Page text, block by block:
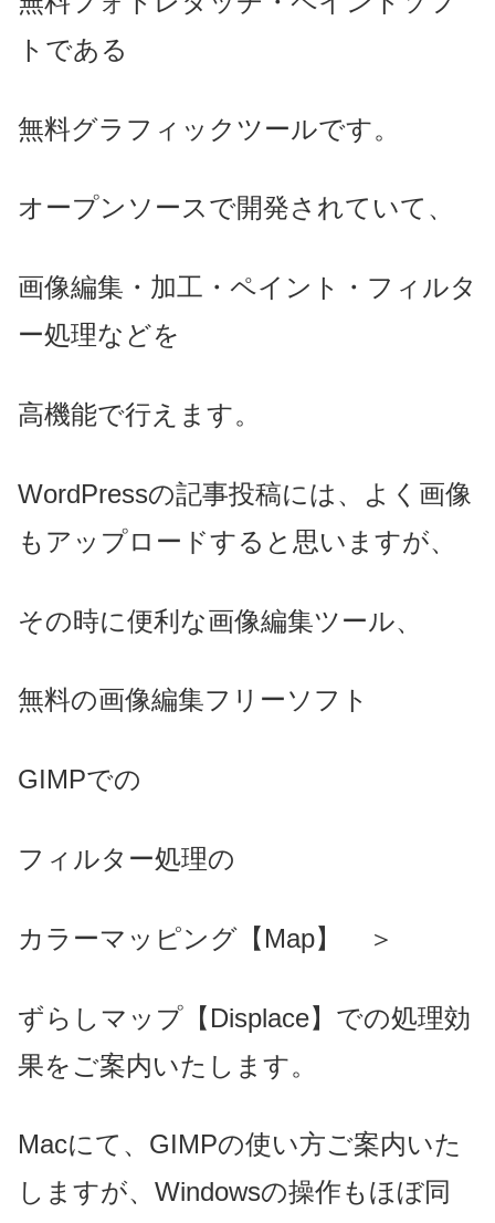
トである
無料グラフィックツールです。
オープンソースで開発されていて、
画像編集・加工・ペイント・フィルタ
ー処理などを
高機能で行えます。
WordPressの記事投稿には、よく画像
もアップロードすると思いますが、
その時に便利な画像編集ツール、
無料の画像編集フリーソフト
GIMPでの
フィルター処理の
カラーマッピング【Map】 ＞
ずらしマップ【Displace】での処理効
果をご案内いたします。
Macにて、GIMPの使い方ご案内いた
しますが、Windowsの操作もほぼ同